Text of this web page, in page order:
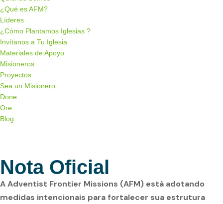
¿Qué es AFM?
Líderes
¿Cómo Plantamos Iglesias ?
Invítanos a Tu Iglesia
Materiales de Apoyo
Misioneros
Proyectos
Sea un Misionero
Done
Ore
Blog
Nota Oficial
A Adventist Frontier Missions (AFM) está adotando
medidas intencionais para fortalecer sua estrutura